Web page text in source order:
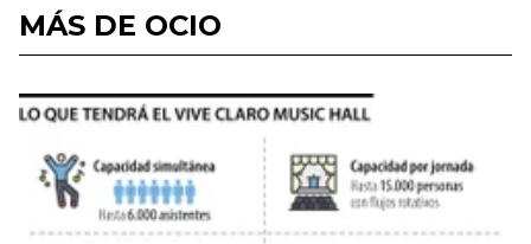
MÁS DE OCIO